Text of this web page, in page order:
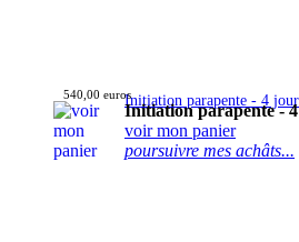
Initiation parapente - 4
540,00 euros
Initiation parapente -
voir mon panier
poursuivre mes achâts...